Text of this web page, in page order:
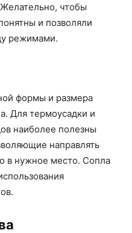
чтобы
и позволяли
режимами.
формы и размера
Для термоусадки и
наиболее полезны
направлять
в нужное место. Сопла